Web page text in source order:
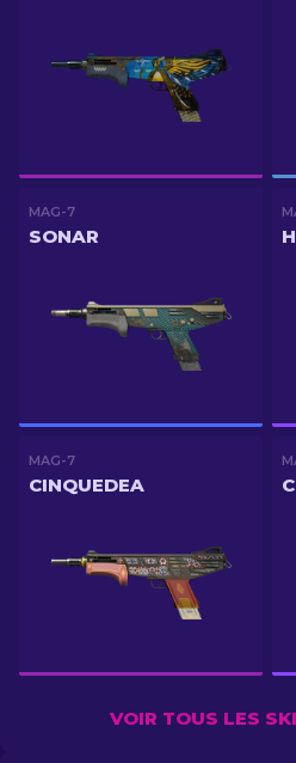
MAG-7
SONAR
MAG-7
CINQUEDEA
VOIR TOUS LES